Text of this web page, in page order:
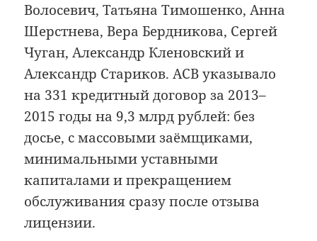
Волосевич, Татьяна Тимошенко, Анна
Шерстнева, Вера Бердникова, Сергей
Чуган, Александр Кленовский и
Александр Стариков. АСВ указывало
на 331 кредитный договор за 2013–
2015 годы на 9,3 млрд рублей: без
досье, с массовыми заёмщиками,
минимальными уставными
капиталами и прекращением
обслуживания сразу после отзыва
лицензии.